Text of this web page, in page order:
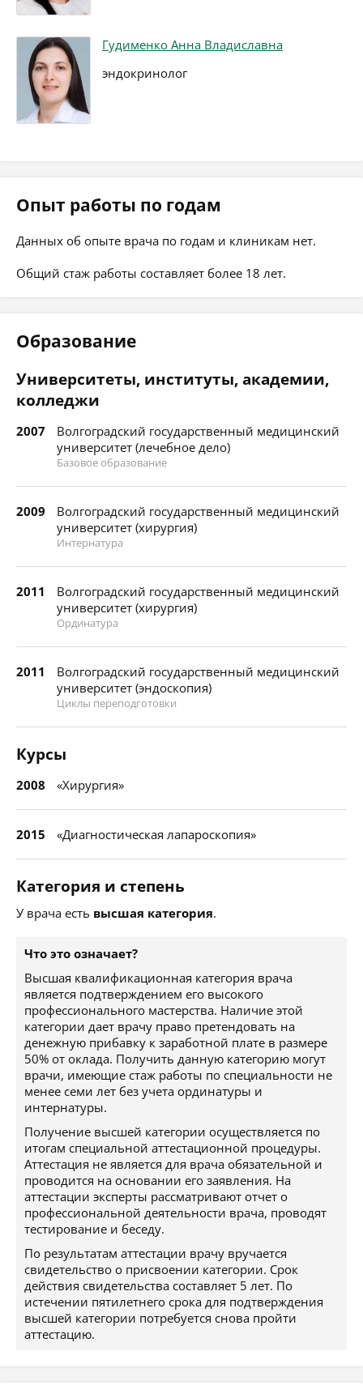
Гудименко Анна Владиславна
эндокринолог
Опыт работы по годам
Данных об опыте врача по годам и клиникам нет.
Общий стаж работы составляет более 18 лет.
Образование
Университеты, институты, академии,
колледжи
2007
Волгоградский государственный медицинский
университет (лечебное дело)
Базовое образование
2009
Волгоградский государственный медицинский
университет (хирургия)
Интернатура
2011
Волгоградский государственный медицинский
университет (хирургия)
Ординатура
2011
Волгоградский государственный медицинский
университет (эндоскопия)
Циклы переподготовки
Курсы
2008 «Хирургия»
2015 «Диагностическая лапароскопия»
Категория и степень
У врача есть высшая категория.
Что это означает?
Высшая квалификационная категория врача
является подтверждением его высокого
профессионального мастерства. Наличие этой
категории дает врачу право претендовать на
денежную прибавку к заработной плате в размере
50% от оклада. Получить данную категорию могут
врачи, имеющие стаж работы по специальности не
менее семи лет без учета ординатуры и
интернатуры.
Получение высшей категории осуществляется по
итогам специальной аттестационной процедуры.
Аттестация не является для врача обязательной и
проводится на основании его заявления. На
аттестации эксперты рассматривают отчет о
профессиональной деятельности врача, проводят
тестирование и беседу.
По результатам аттестации врачу вручается
свидетельство о присвоении категории. Срок
действия свидетельства составляет 5 лет. По
истечении пятилетнего срока для подтверждения
высшей категории потребуется снова пройти
аттестацию.